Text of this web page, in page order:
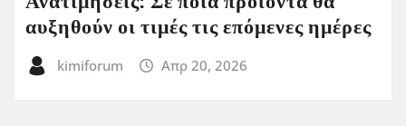
αυξηθούν οι τιμές τις επόμενες ημέρες
kimiforum Απρ 20, 2026